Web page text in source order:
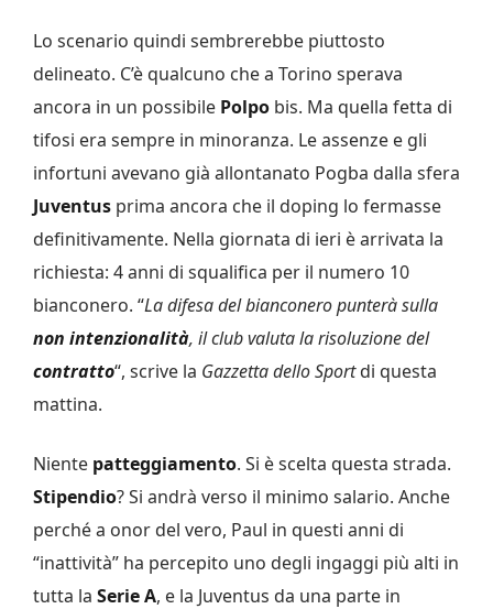
Lo scenario quindi sembrerebbe piuttosto
delineato. C’è qualcuno che a Torino sperava
ancora in un possibile Polpo bis. Ma quella fetta di
tifosi era sempre in minoranza. Le assenze e gli
infortuni avevano già allontanato Pogba dalla sfera
Juventus prima ancora che il doping lo fermasse
definitivamente. Nella giornata di ieri è arrivata la
richiesta: 4 anni di squalifica per il numero 10
bianconero. “La difesa del bianconero punterà sulla
non intenzionalità, il club valuta la risoluzione del
contratto“, scrive la Gazzetta dello Sportdi questa
mattina.
Niente patteggiamento. Si è scelta questa strada.
Stipendio? Si andrà verso il minimo salario. Anche
perché a onor del vero, Paul in questi anni di
“inattività” ha percepito uno degli ingaggi più alti in
tutta la Serie A, e la Juventus da una parte in